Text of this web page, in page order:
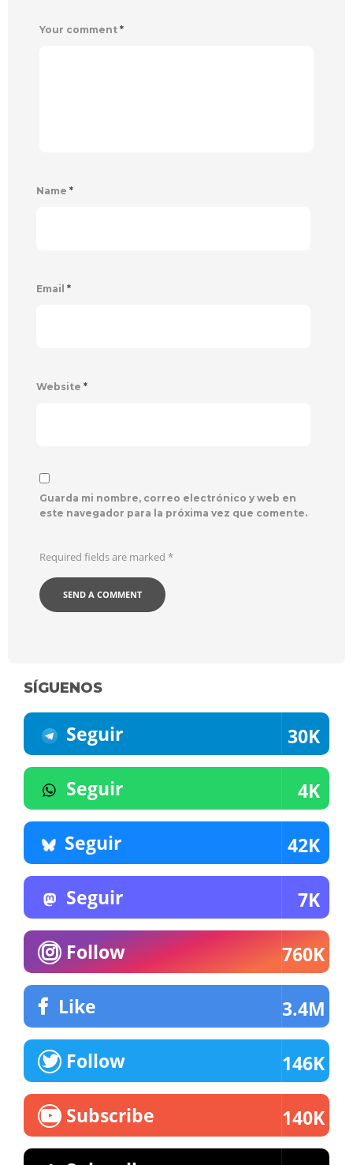
Your comment *
Name *
Email *
Website *
Guarda mi nombre, correo electrónico y web en
este navegador para la próxima vez que comente.
Required fields are marked *
SÍGUENOS
Seguir 30K
Seguir 4K
Seguir 42K
Seguir 7K
Follow 760K
Like 3.4M
Follow 146K
Subscribe 140K